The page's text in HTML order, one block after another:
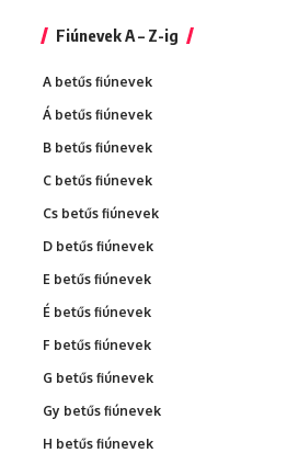
Fiúnevek A – Z-ig
A betűs fiúnevek
Á betűs fiúnevek
B betűs fiúnevek
C betűs fiúnevek
Cs betűs fiúnevek
D betűs fiúnevek
E betűs fiúnevek
É betűs fiúnevek
F betűs fiúnevek
G betűs fiúnevek
Gy betűs fiúnevek
H betűs fiúnevek